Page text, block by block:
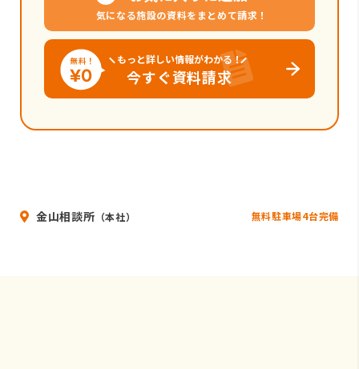
気になる施設の資料をまとめて請求！
もっと詳しい情報がわかる！
今すぐ資料請求
金山相談所 （本社） 無料駐車場4台完備